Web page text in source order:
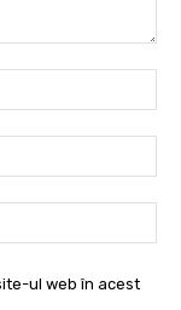
ul web în acest